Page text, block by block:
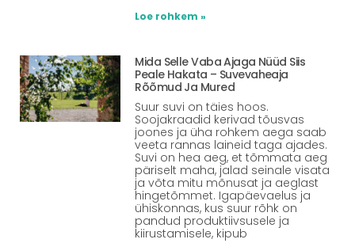
Loe rohkem »
Mida Selle Vaba Ajaga Nüüd Siis
Peale Hakata – Suvevaheaja
Rõõmud Ja Mured
Suur suvi on täies hoos.
Soojakraadid kerivad tõusvas
joones ja üha rohkem aega saab
veeta rannas laineid taga ajades.
Suvi on hea aeg, et tõmmata aeg
päriselt maha, jalad seinale visata
ja võta mitu mõnusat ja aeglast
hingetõmmet. Igapäevaelus ja
ühiskonnas, kus suur rõhk on
pandud produktiivsusele ja
kiirustamisele, kipub